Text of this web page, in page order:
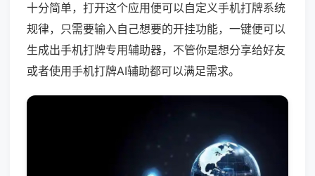
十分简单，打开这个应用便可以自定义手机打牌系统
规律，只需要输入自己想要的开挂功能，一键便可以
生成出手机打牌专用辅助器，不管你是想分享给好友
或者使用手机打牌AI辅助都可以满足需求。